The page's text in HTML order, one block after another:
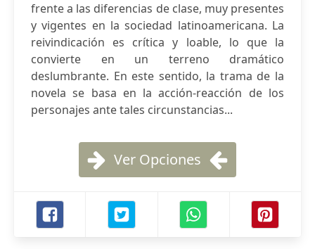
frente a las diferencias de clase, muy presentes
y vigentes en la sociedad latinoamericana. La
reivindicación es crítica y loable, lo que la
convierte en un terreno dramático
deslumbrante. En este sentido, la trama de la
novela se basa en la acción-reacción de los
personajes ante tales circunstancias...
Ver Opciones